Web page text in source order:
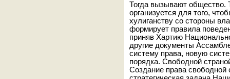
Тогда вызывают общество.
организуется для того,
хулиганству со стороны
формирует правила
приняв Хартию
другие документы
систему права, новую
порядка. Свободной
Создание права свободной